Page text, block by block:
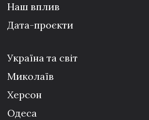
Наш вплив
Дата-проєкти
Україна та світ
Миколаїв
Херсон
Одеса